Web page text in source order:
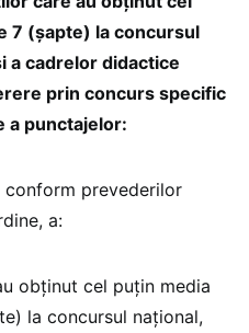
7 (șapte) la concursul
a cadrelor didactice
prin concurs specific
a punctajelor:
conform prevederilor
a:
obținut cel puțin media
la concursul național,